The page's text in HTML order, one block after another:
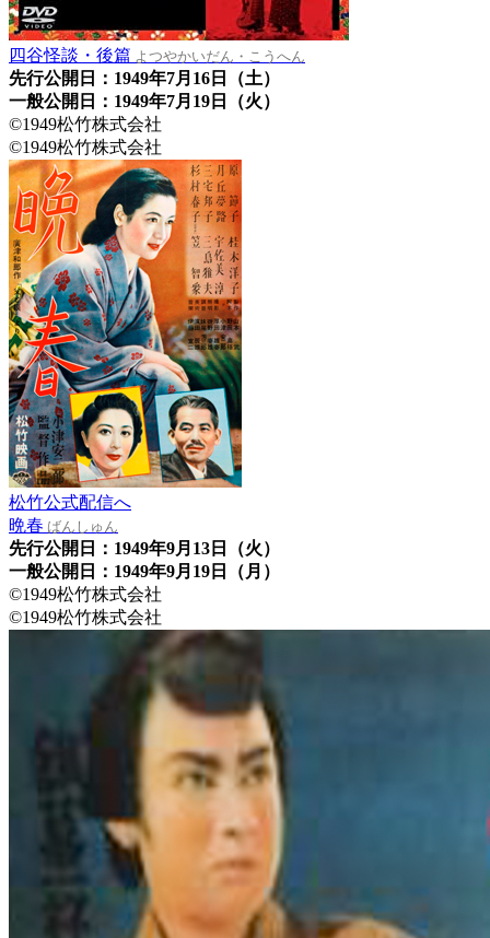
四谷怪談・後篇 よつやかいだん・こうへん
先行公開日：1949年7月16日（土）
一般公開日：1949年7月19日（火）
©1949松竹株式会社
©1949松竹株式会社
松竹公式配信へ
晩春 ばんしゅん
先行公開日：1949年9月13日（火）
一般公開日：1949年9月19日（月）
©1949松竹株式会社
©1949松竹株式会社